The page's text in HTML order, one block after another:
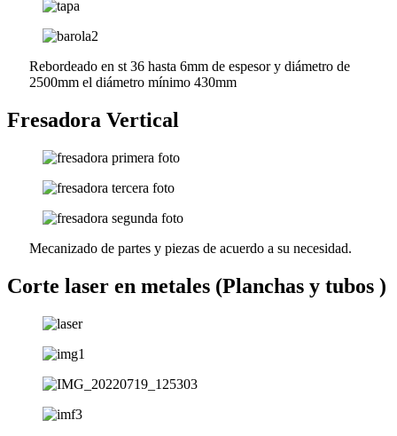
Rebordeado en st 36 hasta 6mm de espesor y diámetro de
2500mm el diámetro mínimo 430mm
Fresadora Vertical
Mecanizado de partes y piezas de acuerdo a su necesidad.
Corte laser en metales (Planchas y tubos )